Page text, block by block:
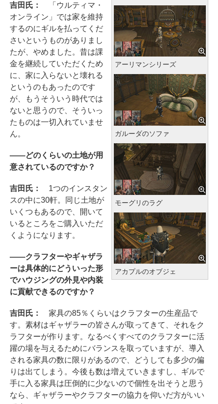
アーリマンシリーズ
ガルーダのソファ
モーグリのラグ
アカプルのオブジェ
吉田氏：
「ウルティマ・
オンライン」では家を維持
するのにギルを払ってくだ
さいというものがありまし
たが、やめました。昔は課
金を継続していただくため
に、家に入らないと壊れる
というのもあったのです
が、もうそういう時代では
ないと思うので、そういっ
たものは一切入れていませ
ん。
――どのくらいの土地が用
意されているのですか？
吉田氏： 1つのインスタン
スの中に30軒。同じ土地が
いくつもあるので、開いて
いるところをご購入いただ
くようになります。
――クラフターやギャザラ
ーは具体的にどういった形
でハウジングの外見や内装
に貢献できるのですか？
吉田氏： 家具の85％くらいはクラフターの生産品で
す。素材はギャザラーの皆さんが取ってきて、それをク
ラフターが作ります。なるべくすべてのクラフターに活
躍の場を与えるためにバランスを取っていますが、導入
される家具の数に限りがあるので、どうしても多少の偏
りは出てしまう。今後も数は増えていきますし、ギルで
手に入る家具は圧倒的に少ないので個性を出そうと思う
なら、ギャザラーやクラフターの協力を仰いだ方がいい